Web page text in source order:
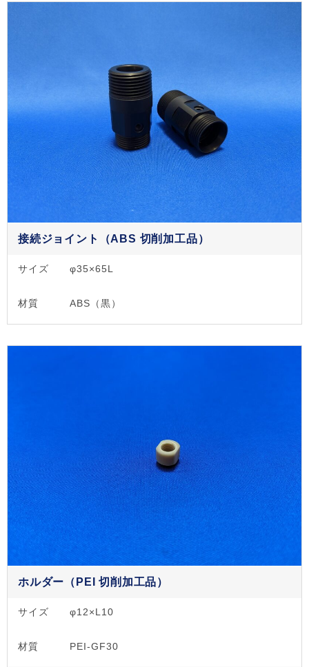
接続ジョイント（ABS 切削加工品）
サイズ φ35×65L
材質 ABS（黒）
ホルダー（PEI 切削加工品）
サイズ φ12×L10
材質 PEI-GF30